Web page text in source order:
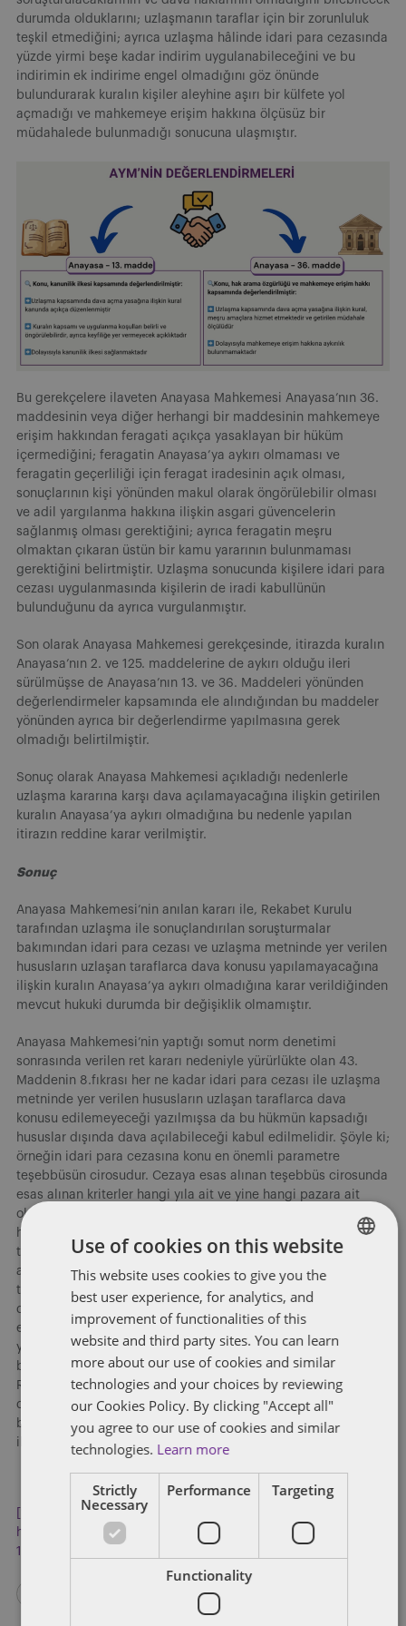
durumda olduklarını; uzlaşmanın taraflar için bir zorunluluk
teşkil etmediğini; ayrıca uzlaşma hâlinde idari para cezasında
yüzde yirmi beşe kadar indirim uygulanabileceğini ve bu
indirimin ek indirime engel olmadığını göz önünde
bulundurarak kuralın kişiler aleyhine aşırı bir külfete yol
açmadığı ve mahkemeye erişim hakkına ölçüsüz bir
müdahalede bulunmadığı sonucuna ulaşmıştır.
Bu gerekçelere ilaveten Anayasa Mahkemesi Anayasa’nın 36.
maddesinin veya diğer herhangi bir maddesinin mahkemeye
erişim hakkından feragati açıkça yasaklayan bir hüküm
içermediğini; feragatin Anayasa’ya aykırı olmaması ve
feragatin geçerliliği için feragat iradesinin açık olması,
sonuçlarının kişi yönünden makul olarak öngörülebilir olması
ve adil yargılanma hakkına ilişkin asgari güvencelerin
sağlanmış olması gerektiğini; ayrıca feragatin meşru
olmaktan çıkaran üstün bir kamu yararının bulunmaması
gerektiğini belirtmiştir. Uzlaşma sonucunda kişilere idari para
cezası uygulanmasında kişilerin de iradi kabullünün
bulunduğunu da ayrıca vurgulanmıştır.
Son olarak Anayasa Mahkemesi gerekçesinde, itirazda kuralın
Anayasa’nın 2. ve 125. maddelerine de aykırı olduğu ileri
sürülmüşse de Anayasa’nın 13. ve 36. Maddeleri yönünden
değerlendirmeler kapsamında ele alındığından bu maddeler
yönünden ayrıca bir değerlendirme yapılmasına gerek
olmadığı belirtilmiştir.
Sonuç olarak Anayasa Mahkemesi açıkladığı nedenlerle
uzlaşma kararına karşı dava açılamayacağına ilişkin getirilen
kuralın Anayasa’ya aykırı olmadığına bu nedenle yapılan
itirazın reddine karar verilmiştir.
Sonuç
Anayasa Mahkemesi’nin anılan kararı ile, Rekabet Kurulu
tarafından uzlaşma ile sonuçlandırılan soruşturmalar
bakımından idari para cezası ve uzlaşma metninde yer verilen
hususların uzlaşan taraflarca dava konusu yapılamayacağına
ilişkin kuralın Anayasa’ya aykırı olmadığına karar verildiğinden
mevcut hukuki durumda bir değişiklik olmamıştır.
Anayasa Mahkemesi’nin yaptığı somut norm denetimi
sonrasında verilen ret kararı nedeniyle yürürlükte olan 43.
Maddenin 8.fıkrası her ne kadar idari para cezası ile uzlaşma
metninde yer verilen hususların uzlaşan taraflarca dava
konusu edilemeyeceği yazılmışsa da bu hükmün kapsadığı
hususlar dışında dava açılabileceği kabul edilmelidir. Şöyle ki;
örneğin idari para cezasına konu en önemli parametre
teşebbüsün cirosudur. Cezaya esas alınan teşebbüs cirosunda
esas alınan kriterler hangi yıla ait ve yine hangi pazara ait
olduğudur. Bu kriterler uzlaşma metninde yer almayan
hususlar olup uzlaşan tarafla/taraflarla uzlaşmayan
taraf/taraflar arasında farklı yıl veya farklı pazarın esas
alınması bir başka deyişle cezaya esas alınan pazar olarak bir
teşebbüs yönünden ihlale ilişkin pazara ait cironun bir
diğerinde ise teşebbüsün tüm cirosunun esas alınması
eşitsizlik yaratacaktır. Uzlaşan teşebbüs aleyhine bir durum
yaratılması karşısında, ilgili teşebbüsün uzlaşmasına rağmen
bu yönden dava açma hakkının bulunduğunun kabulü gerekir.
Rekabet Kurulu’nun bu konudaki takdir yetkisi elbette yargısal
denetime tabi olup aksine bir düşünce hukuk devleti ilkesi ile
bağdaşmaz. Bu durumun önümüzdeki süreçte yargı içtihatları
ile açıklığa kavuşacağı inancındayız.
https://www.resmigazete.gov.tr/eskiler/2026/03/20260309-
10.pdf
ENGLISH
Use of cookies on this website
This website uses cookies to give you the
best user experience, for analytics, and
improvement of functionalities of this
website and third party sites. You can learn
more about our use of cookies and similar
technologies and your choices by reviewing
our Cookies Policy. By clicking "Accept all"
you agree to our use of cookies and similar
technologies. Learn more
Strictly
Necessary
Performance Targeting
Functionality